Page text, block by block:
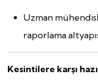
Uzman
raporlama
Kesintilere karşı